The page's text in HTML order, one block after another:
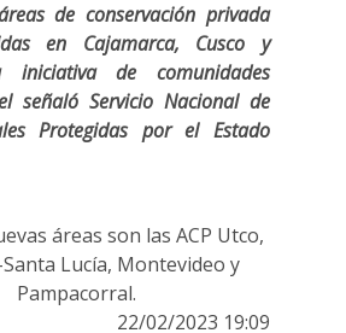
de conservación privada
en Cajamarca, Cusco y
iniciativa de comunidades
señaló Servicio Nacional de
Protegidas por el Estado
áreas son las ACP Utco,
Lucía, Montevideo y
Pampacorral.
22/02/2023 19:09